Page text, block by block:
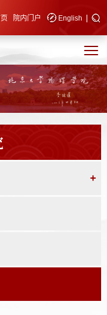
院内门户 English |
+